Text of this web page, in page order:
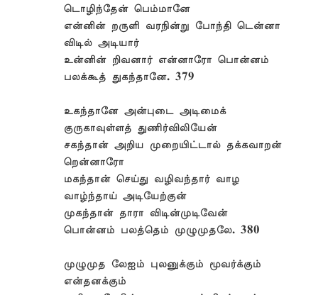
டொழிந்தேன் பெம்மானே
என்னின் றருளி வரநின்று போந்தி டென்னா
விடில் அடியார்
உன்னின் றிவனார் என்னாரோ பொன்னம்
பலக்கூத் துகந்தானே. 379
உகந்தானே அன்புடை அடிமைக்
குருகாவுள்ளத் துணிர்விலியேன்
சகந்தான் அறிய முறையிட்டால் தக்கவாறன்
றென்னாரோ
மகந்தான் செய்து வழிவந்தார் வாழ
வாழ்ந்தாய் அடியேற்குன்
முகந்தான் தாரா விடின்முடிவேன்
பொன்னம் பலத்தெம் முழுமுதலே. 380
முழுமுத லேஐம் புலனுக்கும் மூவர்க்கும்
என்தனக்கும்